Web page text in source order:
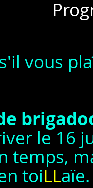
vous
le 16
temps,
toiLLaïe.